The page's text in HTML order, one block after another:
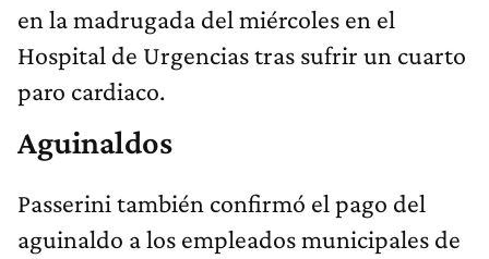
en la madrugada del miércoles en el
Hospital de Urgencias tras sufrir un cuarto
paro cardiaco.
Aguinaldos
Passerini también confirmó el pago del
aguinaldo a los empleados municipales de